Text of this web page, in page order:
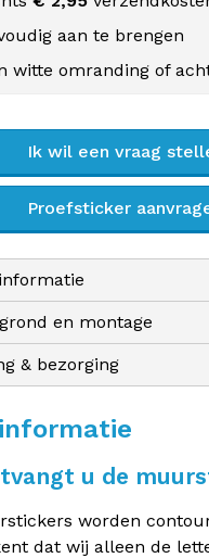
aan te brengen
witte omranding of
Ik wil een vraag
Proefsticker
en montage
& bezorging
u de
worden
dat wij alleen de